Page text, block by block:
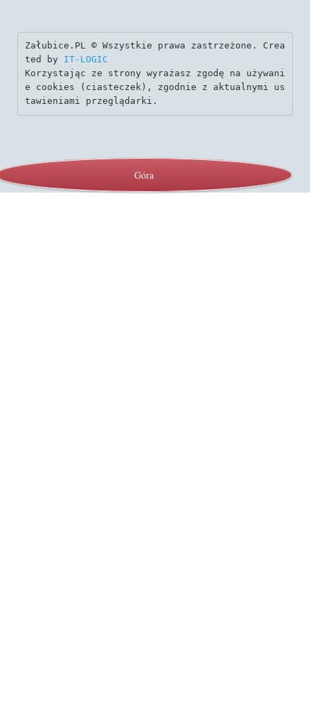
Załubice.PL © Wszystkie prawa zastrzeżone. Crea
ted by IT-LOGIC
Korzystając ze strony wyrażasz zgodę na używani
e cookies (ciasteczek), zgodnie z aktualnymi us
tawieniami przeglądarki.
Góra